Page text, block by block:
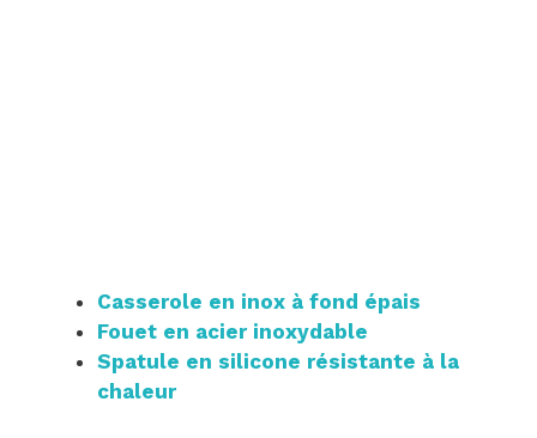
Casserole en inox à fond épais
Fouet en acier inoxydable
Spatule en silicone résistante à la
chaleur